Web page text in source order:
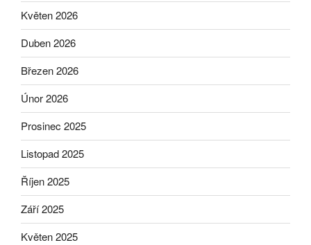
Květen 2026
Duben 2026
Březen 2026
Únor 2026
Prosinec 2025
Listopad 2025
Říjen 2025
Září 2025
Květen 2025